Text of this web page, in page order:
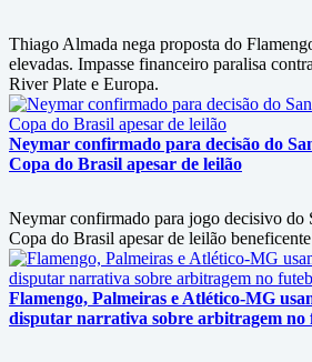
Thiago Almada nega proposta do
elevadas. Impasse financeiro paralisa
River Plate e Europa.
Neymar confirmado para decisão do
Copa do Brasil apesar de leilão
Neymar confirmado para jogo decisivo do
Copa do Brasil apesar de leilão
Flamengo, Palmeiras e Atlético-MG
disputar narrativa sobre arbitragem no